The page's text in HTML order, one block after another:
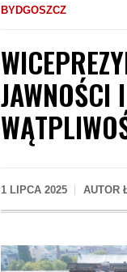
BYDGOSZCZ
JAWNOŚCI
1 LIPCA 2025 AUTOR